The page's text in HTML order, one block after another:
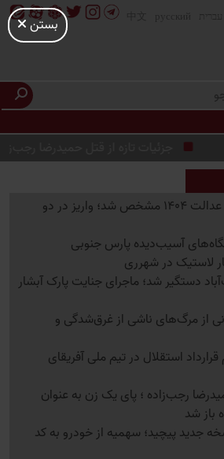
جزئیات تازه از قتل حمیدرضا رجب‌زاده ؛
بستن
زمان واریز سود سهام عدالت 1404 مشخص شد؛ واریز در دو
آسیب‌دیده پارس جنوبی
لاستیک در شهرری
دستگیر شد؛ ماجرای جنایت پارک آبشار
از مرگ‌های ناشی از غرق‌شدگی و
استقلال در تیم ملی آفریقای
رجب‌زاده ؛ پای یک زن به عنوان
باز شد
جدید پیچید؛ سهمیه از خودرو به کد